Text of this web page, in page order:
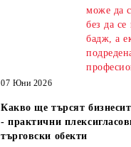
може да
без да се
бадж, а
07 Юни 2026
Какво ще търсят
- практични
търговски обекти